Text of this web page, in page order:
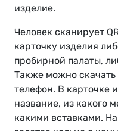
изделие.
Человек сканирует
карточку изделия
пробирной палаты,
Также можно
телефон. В карточке
название, из какого
какими вставками.